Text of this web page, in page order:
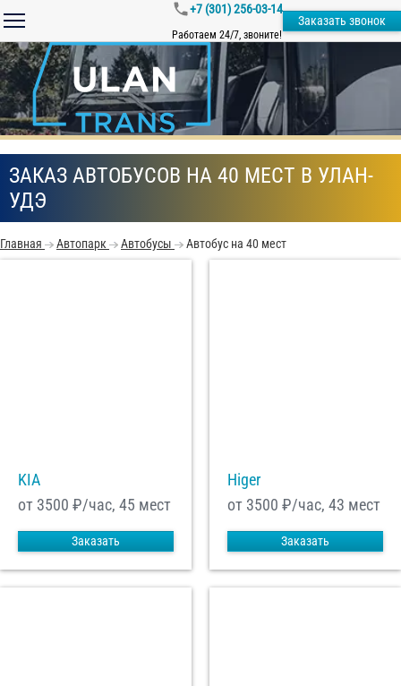
+7 (301) 256-03-14
Работаем 24/7, звоните!
Заказать звонок
ЗАКАЗ АВТОБУСОВ НА 40 МЕСТ В УЛАН-
УДЭ
Главная Автопарк Автобусы Автобус на 40 мест
KIA
от 3500 ₽/час, 45 мест
Заказать
Higer
от 3500 ₽/час, 43 мест
Заказать
обработку моих Персональных данных